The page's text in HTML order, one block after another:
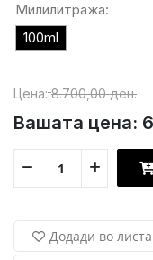
Милилитража:
100ml
Цена: 8.700,00 ден.
Вашата цена:
Додади во